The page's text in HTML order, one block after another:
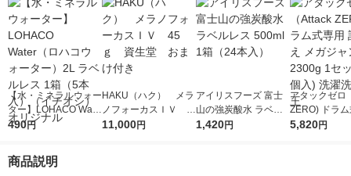
【水・ミネラルウォー
ター】LOHACO Wate
r（ロハコウォータ
シ） オリジナル
490円
HAKU（ハク） メラ
ノフォーカスＩＶ 4
5ｇ 資生堂 おまけ
11,000円
アイリスフーズ 富士
山の強炭酸水 ラベル
レス 500ml 1箱（24
1,420円
アタックゼロ
ZERO) ドラ
詰め替え メガ
5,820円
商品説明